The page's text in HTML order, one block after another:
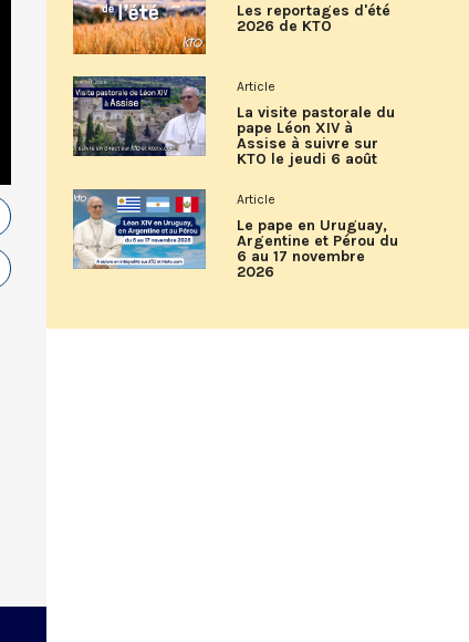
Les reportages d'été
2026 de KTO
Article
La visite pastorale du
pape Léon XIV à
Assise à suivre sur
KTO le jeudi 6 août
Article
Le pape en Uruguay,
Argentine et Pérou du
6 au 17 novembre
2026